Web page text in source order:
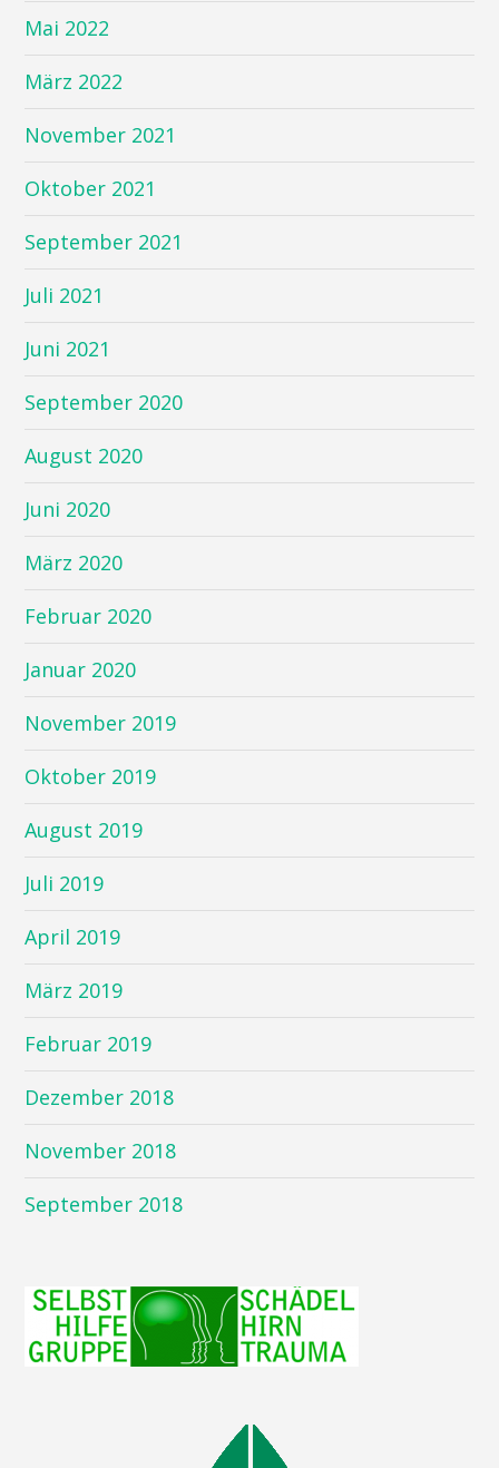
Mai 2022
März 2022
November 2021
Oktober 2021
September 2021
Juli 2021
Juni 2021
September 2020
August 2020
Juni 2020
März 2020
Februar 2020
Januar 2020
November 2019
Oktober 2019
August 2019
Juli 2019
April 2019
März 2019
Februar 2019
Dezember 2018
November 2018
September 2018